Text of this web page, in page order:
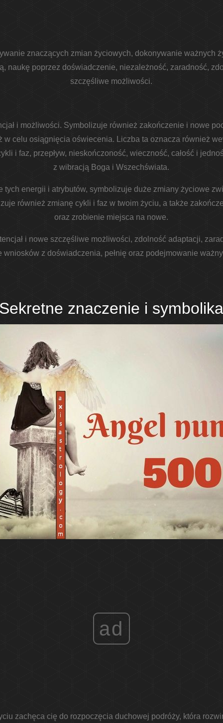
znaczących zmian życiowych, dokonywanie ważnych
naukę poprzez doświadczenie, niezależność, zaradność,
szczęśliwe możliwości.
i możliwości. Symbolizuje również zakończenie i nowe
w celu osiągnięcia oświecenia. Liczba ta oznacza również
i faz, przepływ, nieskończoność, wieczność, całość i
z wibracją Boga i Wszechświata.
tych energii i atrybutów, symbolizuje duże zmiany życiowe
również zmianę cykli i faz w twoim życiu, a także
oraz zrobienie miejsca na nowe.
i nowe szczęśliwe możliwości, zdolność adaptacji,
wniosków z doświadczenia, pełnię oraz podejmowanie
znaczenie i
ad
zachęca cię do rozpoczęcia duchowej podróży, która